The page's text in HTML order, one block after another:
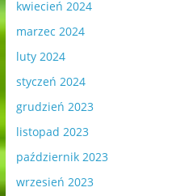
kwiecień 2024
marzec 2024
luty 2024
styczeń 2024
grudzień 2023
listopad 2023
październik 2023
wrzesień 2023